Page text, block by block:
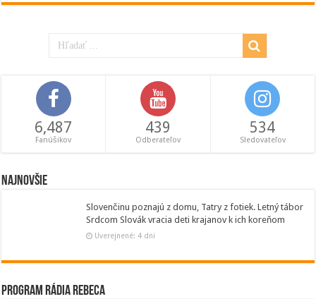
6,487
Fanúšikov
439
Odberateľov
534
Sledovateľov
Najnovšie
Slovenčinu poznajú z domu, Tatry z fotiek. Letný tábor
Srdcom Slovák vracia deti krajanov k ich koreňom
Uverejnené: 4 dni
Program Rádia Rebeca